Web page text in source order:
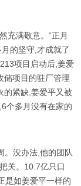
充满敬意。“正月
的坚守,才成就了
项目启动后,姜爱
储项目的驻厂管理
的紧缺,姜爱平又被
个多月没有在家的
。没办法,他的团队
关。10.7亿只口
是如姜爱平一样的